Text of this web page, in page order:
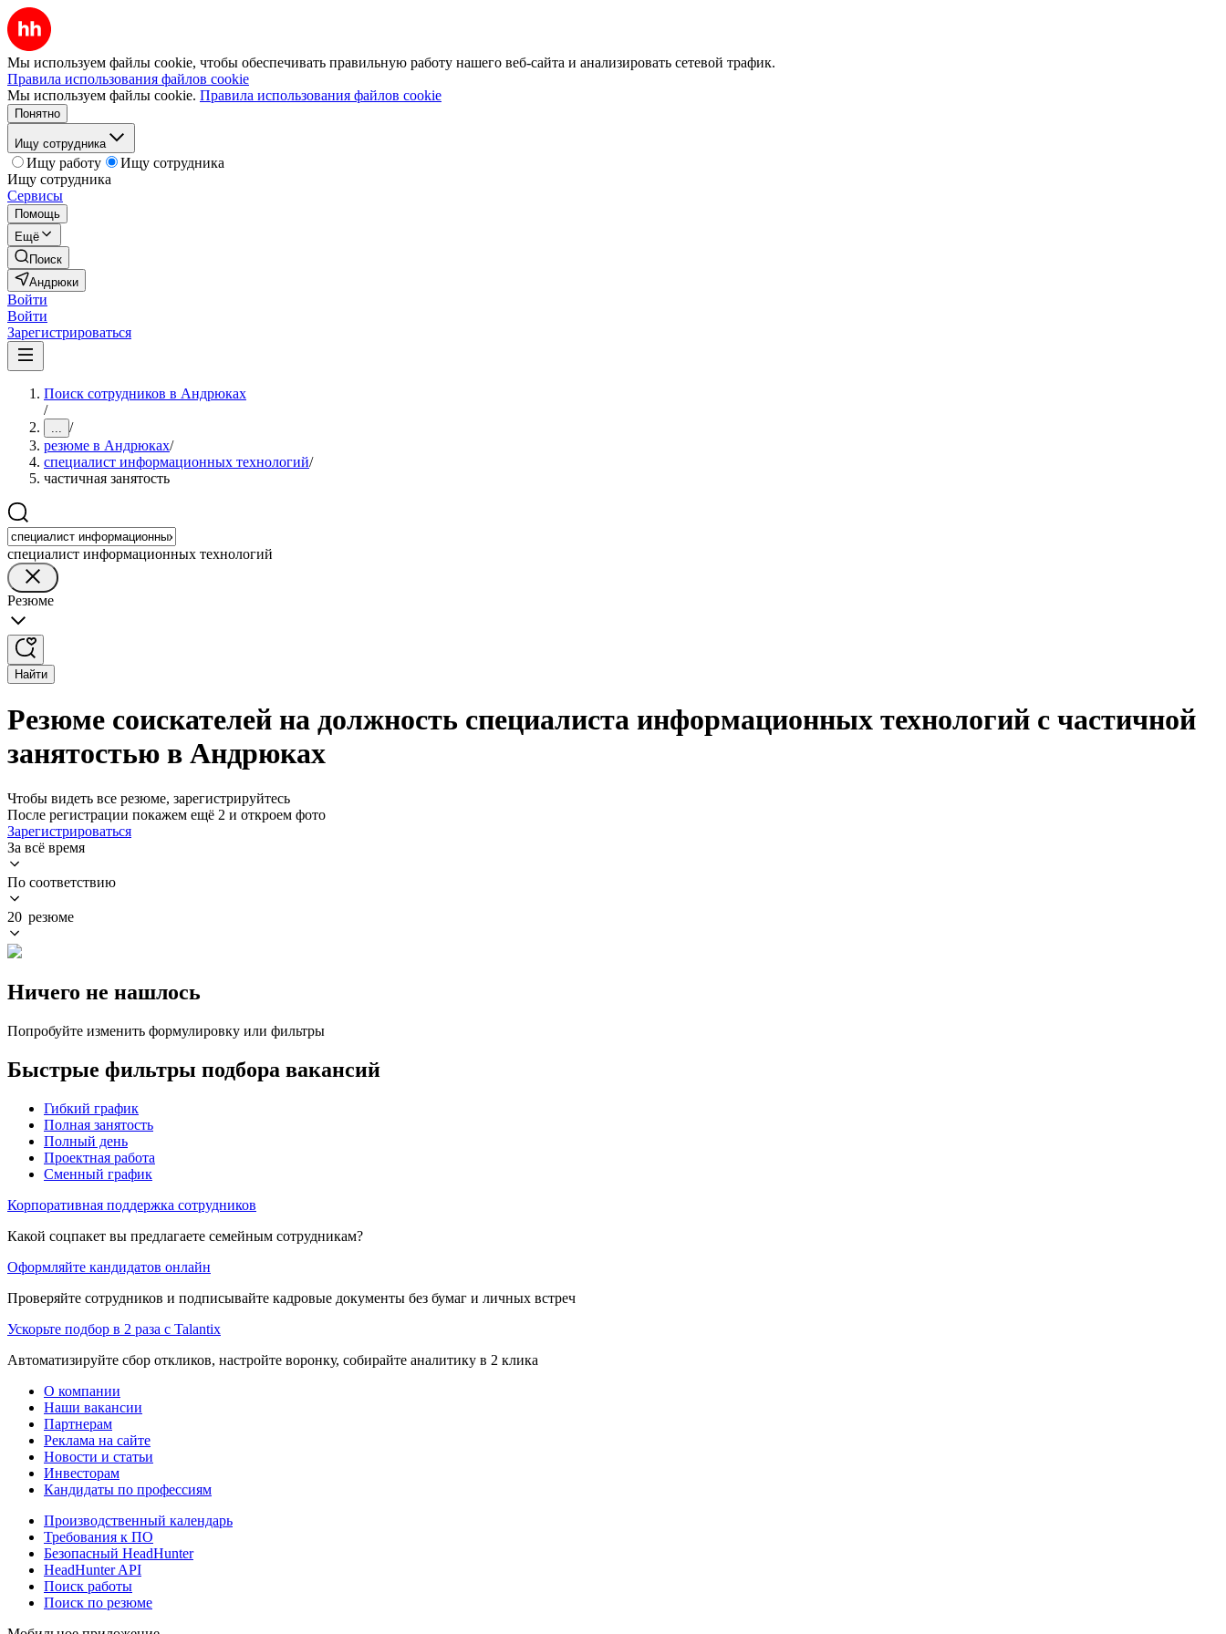
Мы используем файлы cookie, чтобы обеспечивать правильную работу нашего веб-сайта и анализировать сетевой трафик.
Правила использования файлов cookie
Мы используем файлы cookie. Правила использования файлов cookie
Понятно
Ищу сотрудника
Ищу работу
Ищу сотрудника
Ищу сотрудника
Сервисы
Помощь
Ещё
Поиск
Андрюки
Войти
Войти
Зарегистрироваться
Поиск сотрудников в Андрюках
/
... /
резюме в Андрюках/
специалист информационных технологий/
частичная занятость
специалист информационных технологий
Резюме
Найти
Резюме соискателей на должность специалиста информационных технологий с частичной
занятостью в Андрюках
Чтобы видеть все резюме, зарегистрируйтесь
После регистрации покажем ещё 2 и откроем фото
Зарегистрироваться
За всё время
По соответствию
20 резюме
Ничего не нашлось
Попробуйте изменить формулировку или фильтры
Быстрые фильтры подбора вакансий
Гибкий график
Полная занятость
Полный день
Проектная работа
Сменный график
Корпоративная поддержка сотрудников
Какой соцпакет вы предлагаете семейным сотрудникам?
Оформляйте кандидатов онлайн
Проверяйте сотрудников и подписывайте кадровые документы без бумаг и личных встреч
Ускорьте подбор в 2 раза с Talantix
Автоматизируйте сбор откликов, настройте воронку, собирайте аналитику в 2 клика
О компании
Наши вакансии
Партнерам
Реклама на сайте
Новости и статьи
Инвесторам
Кандидаты по профессиям
Производственный календарь
Требования к ПО
Безопасный HeadHunter
HeadHunter API
Поиск работы
Поиск по резюме